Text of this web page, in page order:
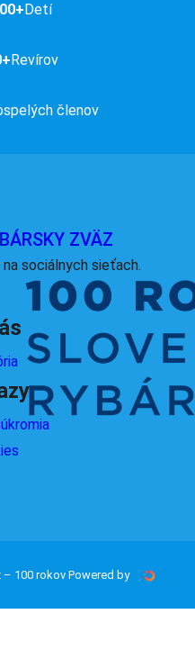
Detí
Revírov
členov
ZVÄZ
sociálnych sieťach.
100 rokov Powered by